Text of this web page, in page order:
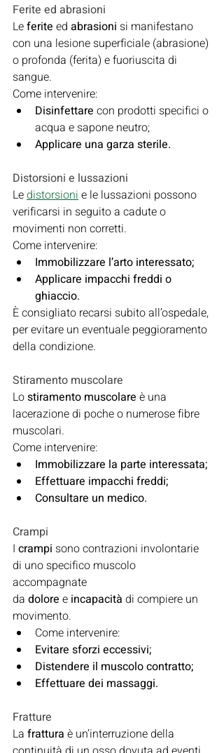
Ferite ed abrasioni
Le ferite ed abrasioni si manifestano
con una lesione superficiale (abrasione)
o profonda (ferita) e fuoriuscita di
sangue.
Come intervenire:
Disinfettare con prodotti specifici o
acqua e sapone neutro;
Applicare una garza sterile.
Distorsioni e lussazioni
Le distorsioni e le lussazioni possono
verificarsi in seguito a cadute o
movimenti non corretti.
Come intervenire:
Immobilizzare l’arto interessato;
Applicare impacchi freddi o
ghiaccio.
È consigliato recarsi subito all’ospedale,
per evitare un eventuale peggioramento
della condizione.
Stiramento muscolare
Lo stiramento muscolare è una
lacerazione di poche o numerose fibre
muscolari.
Come intervenire:
Immobilizzare la parte interessata;
Effettuare impacchi freddi;
Consultare un medico.
Crampi
I crampi sono contrazioni involontarie
di uno specifico muscolo
accompagnate
da dolore e incapacità di compiere un
movimento.
Come intervenire:
Evitare sforzi eccessivi;
Distendere il muscolo contratto;
Effettuare dei massaggi.
Fratture
La frattura è un’interruzione della